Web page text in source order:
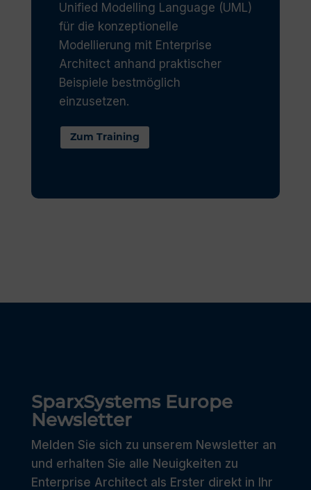
Unified Modelling Language (UML)
für die konzeptionelle
Modellierung mit Enterprise
Architect anhand praktischer
Beispiele bestmöglich
einzusetzen.
Zum Training
SparxSystems Europe
Newsletter
Melden Sie sich zu unserem Newsletter an
und erhalten Sie alle Neuigkeiten zu
Enterprise Architect als Erster direkt in Ihr